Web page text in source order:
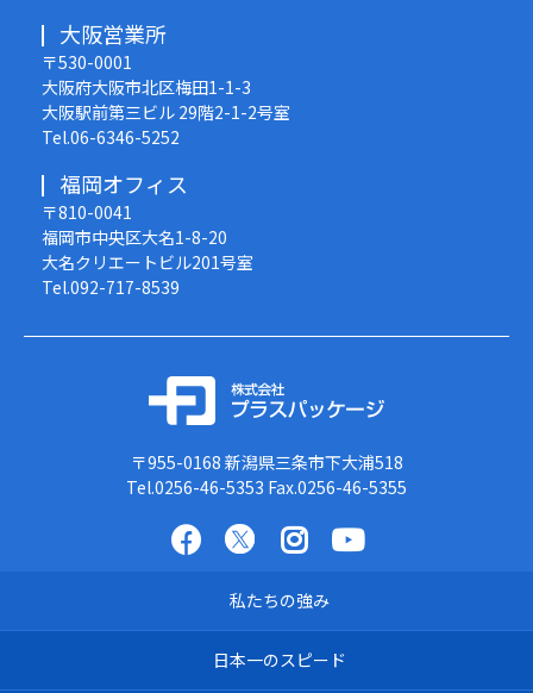
大阪営業所
〒530-0001
大阪府大阪市北区梅田1-1-3
大阪駅前第三ビル 29階2-1-2号室
Tel.06-6346-5252
福岡オフィス
〒810-0041
福岡市中央区大名1-8-20
大名クリエートビル201号室
Tel.092-717-8539
〒955-0168 新潟県三条市下大浦518
Tel.0256-46-5353 Fax.0256-46-5355
私たちの強み
日本一のスピード